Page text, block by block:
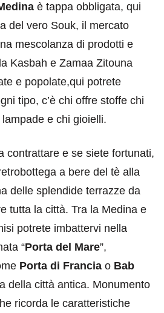
è tappa obbligata, qui
del vero Souk, il mercato
mescolanza di prodotti e
Kasbah e Zamaa Zitouna
e popolate,qui potrete
tipo, c’è chi offre stoffe chi
e chi gioielli.
contrattare e se siete fortunati,
a bere del tè alla
delle splendide terrazze da
tutta la città. Tra la Medina e
potrete imbattervi nella
“Porta del Mare”,
Porta di Francia o Bab
della città antica. Monumento
ricorda le caratteristiche